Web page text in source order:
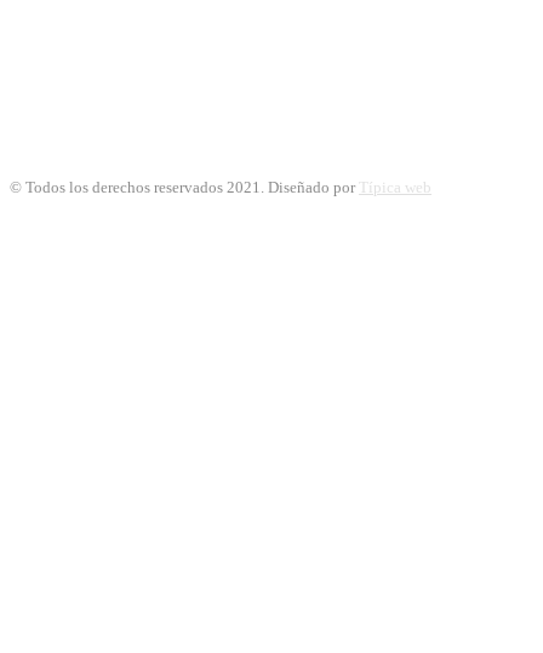
© Todos los derechos reservados 2021. Diseñado por Típica web